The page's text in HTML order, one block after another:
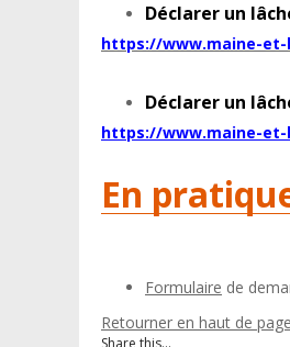
Déclarer un
https://www.maine-et-
Déclarer un
https://www.maine-et-
En
Formulaire de
Retourner en haut de page
Share this...